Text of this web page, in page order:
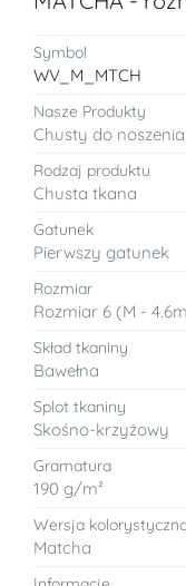
Symbol
WV_M_MTCH
Nasze Produkty
Chusty do
Rodzaj produktu
Chusta tkana
Gatunek
Pierwszy gatunek
Rozmiar
Rozmiar 6 (M -
Skład tkaniny
Bawełna
Splot tkaniny
Skośno-krzyżowy
Gramatura
190 g/m²
Wersja
Matcha